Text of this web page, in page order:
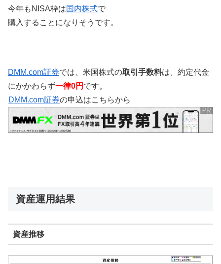
今年もNISA枠は国内株式で
購入することになりそうです。
DMM.com証券では、米国株式の取引手数料は、約定代金
にかかわらず一律0円 です。
DMM.com証券の申込はこちらから
資産運用結果
資産推移